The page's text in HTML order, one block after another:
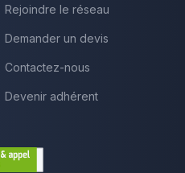
Rejoindre le réseau
Demander un devis
Contactez-nous
Devenir adhérent